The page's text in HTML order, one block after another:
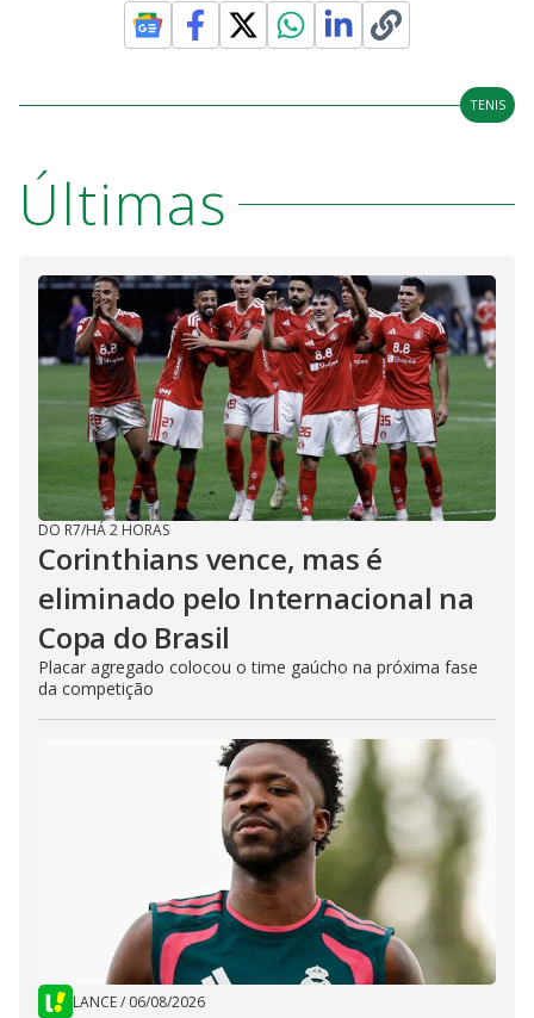
TENIS
Últimas
DO R7/HÁ 2 HORAS
Corinthians vence, mas é
eliminado pelo Internacional na
Copa do Brasil
Placar agregado colocou o time gaúcho na próxima fase
da competição
LANCE/ 06/08/2026